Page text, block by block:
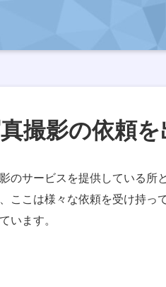
撮影の依頼を
のサービスを提供している所
ここは様々な依頼を受け持っ
います。